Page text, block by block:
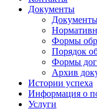
Документы
Формы
Порядок
Формы
Архив
Истории успеха
Информация о
Услуги